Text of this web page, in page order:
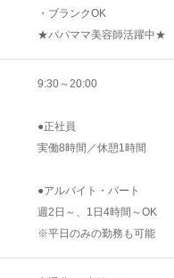
・ブランクOK
★パパママ美容師活躍中★
9:30～20:00
●正社員
実働8時間／休憩1時間
●アルバイト・パート
週2日～、1日4時間～OK
※平日のみの勤務も可能